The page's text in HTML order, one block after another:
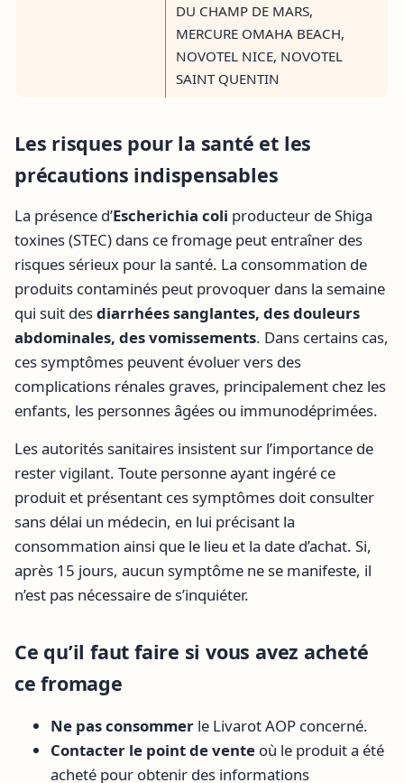
DU CHAMP DE MARS,
MERCURE OMAHA BEACH,
NOVOTEL NICE, NOVOTEL
SAINT QUENTIN
Les risques pour la santé et les
précautions indispensables
La présence d’Escherichia coli producteur de Shiga
toxines (STEC) dans ce fromage peut entraîner des
risques sérieux pour la santé. La consommation de
produits contaminés peut provoquer dans la semaine
qui suit desdiarrhées sanglantes, des douleurs
abdominales, des vomissements. Dans certains cas,
ces symptômes peuvent évoluer vers des
complications rénales graves, principalement chez les
enfants, les personnes âgées ou immunodéprimées.
Les autorités sanitaires insistent sur l’importance de
rester vigilant. Toute personne ayant ingéré ce
produit et présentant ces symptômes doit consulter
sans délai un médecin, en lui précisant la
consommation ainsi que le lieu et la date d’achat. Si,
après 15 jours, aucun symptôme ne se manifeste, il
n’est pas nécessaire de s’inquiéter.
Ce qu’il faut faire si vous avez acheté
ce fromage
Ne pas consommer le Livarot AOP concerné.
Contacter le point de vente où le produit a été
acheté pour obtenir des informations